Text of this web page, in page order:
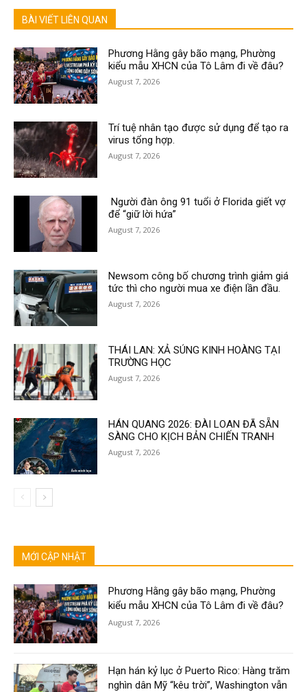
BÀI VIẾT LIÊN QUAN
Phương Hằng gây bão mạng, Phường
kiểu mẫu XHCN của Tô Lâm đi về đâu?
August 7, 2026
Trí tuệ nhân tạo được sử dụng để tạo ra
virus tổng hợp.
August 7, 2026
Người đàn ông 91 tuổi ở Florida giết vợ
để “giữ lời hứa”
August 7, 2026
Newsom công bố chương trình giảm giá
tức thì cho người mua xe điện lần đầu.
August 7, 2026
THÁI LAN: XẢ SÚNG KINH HOÀNG TẠI
TRƯỜNG HỌC
August 7, 2026
HÁN QUANG 2026: ĐÀI LOAN ĐÃ SẴN
SÀNG CHO KỊCH BẢN CHIẾN TRANH
August 7, 2026
MỚI CẬP NHẬT
Phương Hằng gây bão mạng, Phường
kiểu mẫu XHCN của Tô Lâm đi về đâu?
August 7, 2026
Hạn hán kỷ lục ở Puerto Rico: Hàng trăm
nghìn dân Mỹ “kêu trời”, Washington vẫn